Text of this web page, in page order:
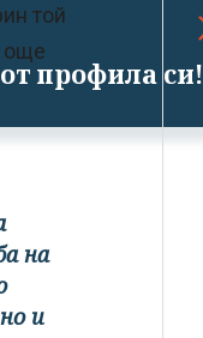
профила си!
той
още
на
и